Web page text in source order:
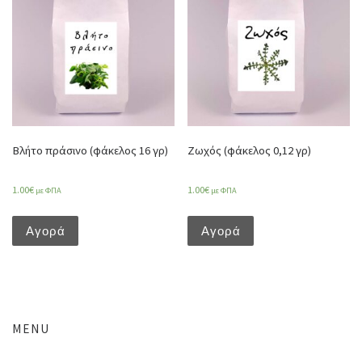
Βλήτο πράσινο (φάκελος 16 γρ)
1.00€ με ΦΠΑ
Αγορά
Ζωχός (φάκελος 0,12 γρ)
1.00€ με ΦΠΑ
Αγορά
MENU